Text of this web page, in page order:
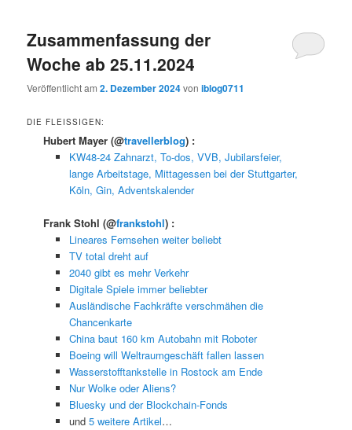
Zusammenfassung der
Woche ab 25.11.2024
Veröffentlicht am2. Dezember 2024voniblog0711
DIE FLEISSIGEN:
Hubert Mayer(@travellerblog) :
KW48-24 Zahnarzt, To-dos, VVB, Jubilarsfeier,
lange Arbeitstage, Mittagessen bei der Stuttgarter,
Köln, Gin, Adventskalender
Frank Stohl(@frankstohl) :
Lineares Fernsehen weiter beliebt
TV total dreht auf
2040 gibt es mehr Verkehr
Digitale Spiele immer beliebter
Ausländische Fachkräfte verschmähen die
Chancenkarte
China baut 160 km Autobahn mit Roboter
Boeing will Weltraumgeschäft fallen lassen
Wasserstofftankstelle in Rostock am Ende
Nur Wolke oder Aliens?
Bluesky und der Blockchain-Fonds
und 5 weitere Artikel…